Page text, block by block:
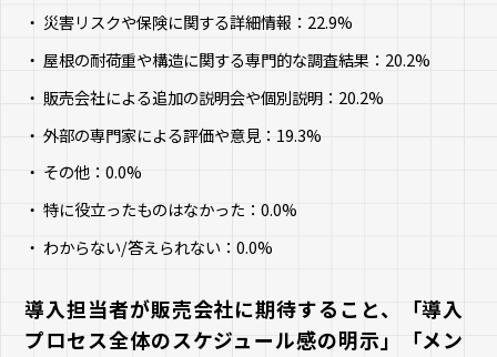
災害リスクや保険に関する詳細情報：22.9%
屋根の耐荷重や構造に関する専門的な調査結果：20.2%
販売会社による追加の説明会や個別説明：20.2%
外部の専門家による評価や意見：19.3%
その他：0.0%
特に役立ったものはなかった：0.0%
わからない/答えられない：0.0%
導入担当者が販売会社に期待すること、「導入
プロセス全体のスケジュール感の明示」「メン